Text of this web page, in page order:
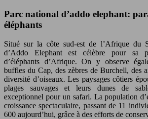
Parc national d’addo elephant:
éléphants
Situé sur la côte sud-est de l’Afrique du
d’Addo Elephant est célèbre pour sa
d’éléphants d’Afrique. On y observe
buffles du Cap, des zèbres de Burchell, des
diversité d’oiseaux. Les paysages côtiers
plages sauvages et leurs dunes de
exceptionnel pour un safari. La population
croissance spectaculaire, passant de 11
600 aujourd’hui, grâce à des efforts de